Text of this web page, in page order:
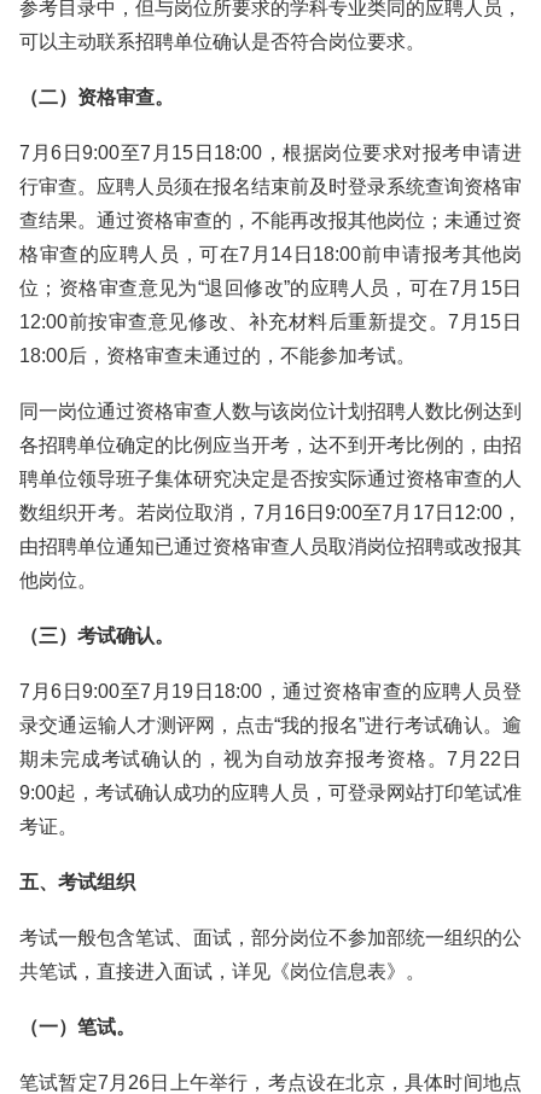
参考目录中，但与岗位所要求的学科专业类同的应聘人员，
可以主动联系招聘单位确认是否符合岗位要求。
（二）资格审查。
7月6日9:00至7月15日18:00，根据岗位要求对报考申请进
行审查。应聘人员须在报名结束前及时登录系统查询资格审
查结果。通过资格审查的，不能再改报其他岗位；未通过资
格审查的应聘人员，可在7月14日18:00前申请报考其他岗
位；资格审查意见为“退回修改”的应聘人员，可在7月15日
12:00前按审查意见修改、补充材料后重新提交。7月15日
18:00后，资格审查未通过的，不能参加考试。
同一岗位通过资格审查人数与该岗位计划招聘人数比例达到
各招聘单位确定的比例应当开考，达不到开考比例的，由招
聘单位领导班子集体研究决定是否按实际通过资格审查的人
数组织开考。若岗位取消，7月16日9:00至7月17日12:00，
由招聘单位通知已通过资格审查人员取消岗位招聘或改报其
他岗位。
（三）考试确认。
7月6日9:00至7月19日18:00，通过资格审查的应聘人员登
录交通运输人才测评网，点击“我的报名”进行考试确认。逾
期未完成考试确认的，视为自动放弃报考资格。7月22日
9:00起，考试确认成功的应聘人员，可登录网站打印笔试准
考证。
五、考试组织
考试一般包含笔试、面试，部分岗位不参加部统一组织的公
共笔试，直接进入面试，详见《岗位信息表》。
（一）笔试。
笔试暂定7月26日上午举行，考点设在北京，具体时间地点